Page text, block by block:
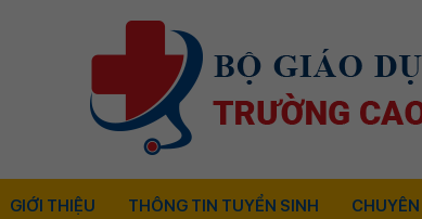
GIỚI THIỆU THÔNG TIN TUYỂN SINH